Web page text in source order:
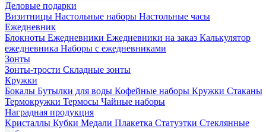
Деловые подарки
Визитницы Настольные наборы Настольные часы
Ежедневник
Блокноты Ежедневники Ежедневники на заказ Калькулятор
ежедневника Наборы с ежедневниками
Зонты
Зонты-трости Складные зонты
Кружки
Бокалы Бутылки для воды Кофейные наборы Кружки Стаканы
Термокружки Термосы Чайные наборы
Наградная продукция
Kристаллы Кубки Медали Плакетка Статуэтки Стеклянные